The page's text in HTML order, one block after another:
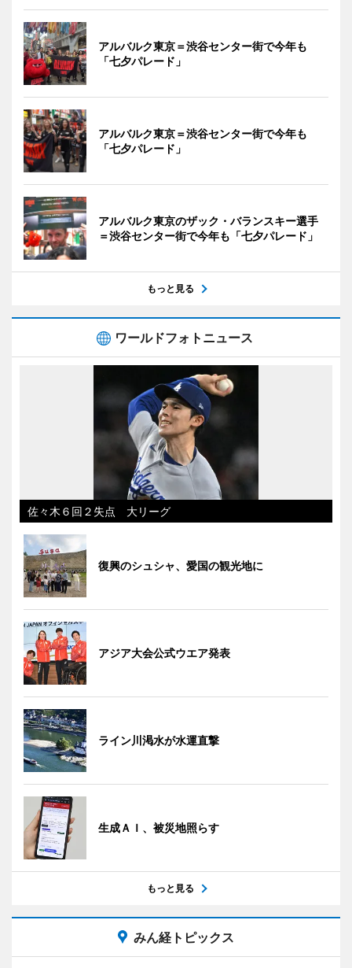
アルバルク東京＝渋谷センター街で今年も
「七夕パレード」
アルバルク東京＝渋谷センター街で今年も
「七夕パレード」
アルバルク東京のザック・バランスキー選手
＝渋谷センター街で今年も「七夕パレード」
もっと見る
ワールドフォトニュース
佐々木６回２失点 大リーグ
復興のシュシャ、愛国の観光地に
アジア大会公式ウエア発表
ライン川渇水が水運直撃
生成ＡＩ、被災地照らす
もっと見る
みん経トピックス